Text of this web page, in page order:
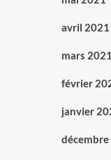
avril 2021
mars 2021
février
janvier